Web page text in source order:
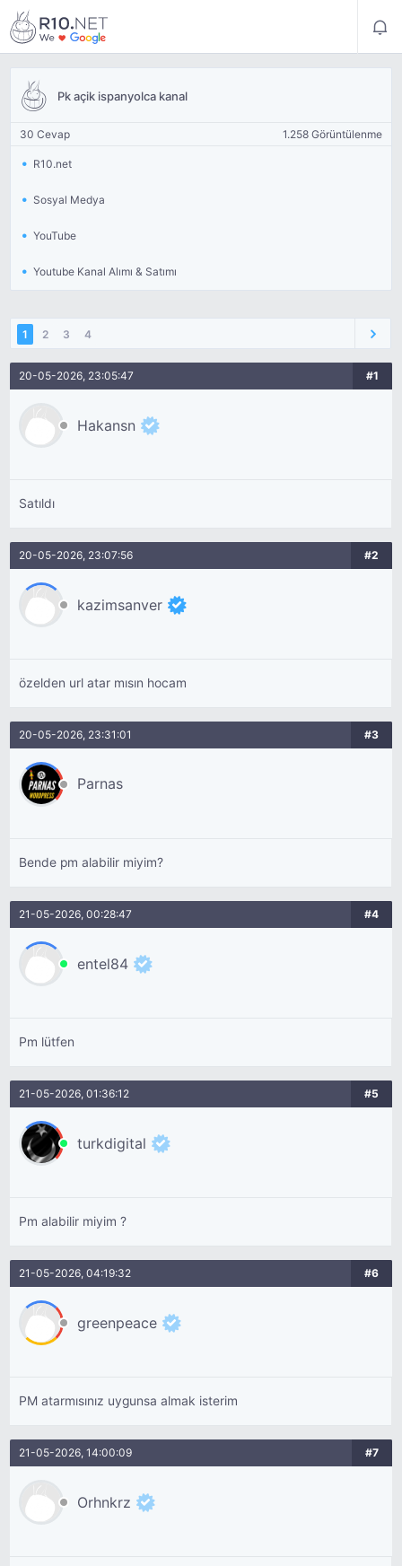
Pk açik ispanyolca kanal
30 Cevap 1.258 Görüntülenme
R10.net
Sosyal Medya
YouTube
Youtube Kanal Alımı & Satımı
1 2 3 4
20-05-2026, 23:05:47 #1
Hakansn
Satıldı
20-05-2026, 23:07:56 #2
kazimsanver
özelden url atar mısın hocam
20-05-2026, 23:31:01 #3
Parnas
Bende pm alabilir miyim?
21-05-2026, 00:28:47 #4
entel84
Pm lütfen
21-05-2026, 01:36:12 #5
turkdigital
Pm alabilir miyim ?
21-05-2026, 04:19:32 #6
greenpeace
PM atarmısınız uygunsa almak isterim
21-05-2026, 14:00:09 #7
Orhnkrz